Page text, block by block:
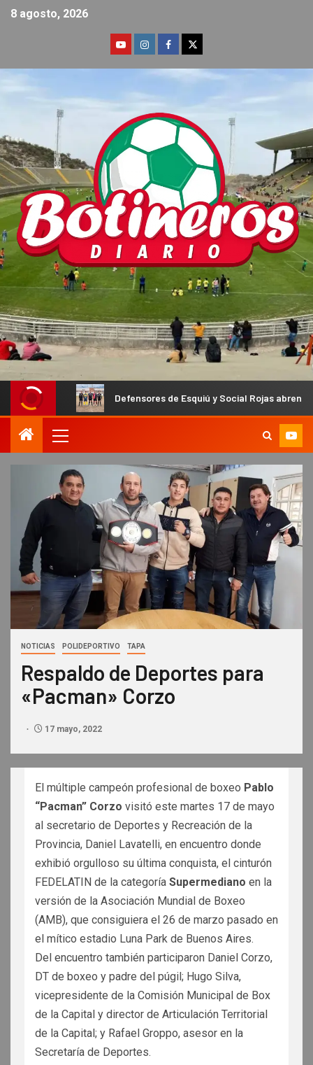
8 agosto, 2026
Defensores de Esquiú y Social Rojas abren las
NOTICIAS POLIDEPORTIVO TAPA
Respaldo de Deportes para
«Pacman» Corzo
17 mayo, 2022
El múltiple campeón profesional de boxeo Pablo
“Pacman” Corzo visitó este martes 17 de mayo
al secretario de Deportes y Recreación de la
Provincia, Daniel Lavatelli, en encuentro donde
exhibió orgulloso su última conquista, el cinturón
FEDELATIN de la categoría Supermediano en la
versión de la Asociación Mundial de Boxeo
(AMB), que consiguiera el 26 de marzo pasado en
el mítico estadio Luna Park de Buenos Aires.
Del encuentro también participaron Daniel Corzo,
DT de boxeo y padre del púgil; Hugo Silva,
vicepresidente de la Comisión Municipal de Box
de la Capital y director de Articulación Territorial
de la Capital; y Rafael Groppo, asesor en la
Secretaría de Deportes.